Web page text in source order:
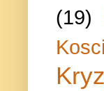
(19)